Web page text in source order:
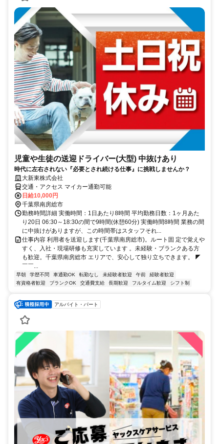
児童や生徒の送迎ドライバー(大型) 中抜けあり
時代に左右されない『必要とされ続ける仕事』に挑戦しませんか？
大新東株式会社
交通・アクセス マイカー通勤可能
日給10,000円
千葉県南房総市
勤務時間詳細 実働時間：1日あたり8時間 平均勤務日数：1ヶ月あた
り20日 06:30～18:30の間で9時間(休憩60分) 実働時間8時間 業務の間
に中抜けがありますが、この時間帯はスタッフそれ...
仕事内容 利用者を送迎します(千葉県南房総市)。ルート固 定で覚えや
すく、入社・現場研修も充実しています 。未経験・ブランクある方
も歓迎。千葉県南房総市 エリアで、安心して独り立ちできます。 ◤
￣￣...
早朝 学歴不問 車通勤OK 転勤なし 未経験者歓迎 午前
経験者歓迎
有資格者歓迎
ブランクOK 交通費支給 長期歓迎 フルタイム歓迎 シフト制
アルバイト・パート